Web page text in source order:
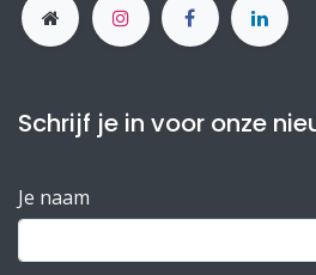
Schrijf je in voor onze
Je naam